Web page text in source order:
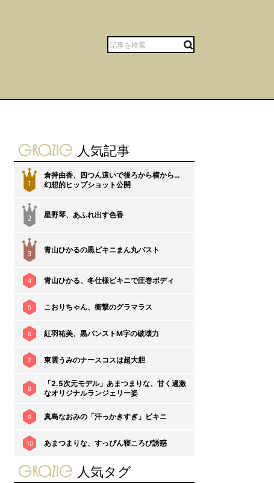
gravure-grazie
人気記事
1
倉持由香、四つん這いで後ろから横から…
幻想的ヒップショット公開
星野琴、あふれ出す色香
青山ひかるの黒ビキニまん丸バスト
4 青山ひかる、冬仕様ビキニで圧巻ボディ
5 こおりちゃん、衝撃のグラマラス
6 紅羽祐美、黒パンストM字の破壊力
7 東雲うみのナースコスは超大胆
8
「2.5次元モデル」あまつまりな、甘く過激
なオリジナルランジェリー姿
9 真島なおみの「汗っかきすぎ」ビキニ
10 あまつまりな、すっぴん寝ころび誘惑
gravure-grazie
人気タグ